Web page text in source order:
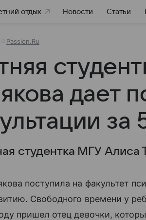
отдых Новости Статьи
Passion.Ru
дает
за
студентка МГУ Алиса
поступила на факультет
Свободного времени у
пришел отец девочки,